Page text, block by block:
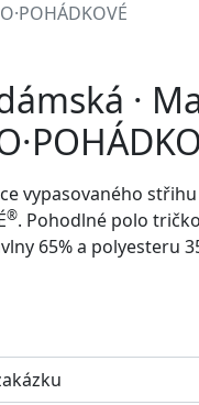
·
vypasovaného
®. Pohodlné polo
65% a polyesteru